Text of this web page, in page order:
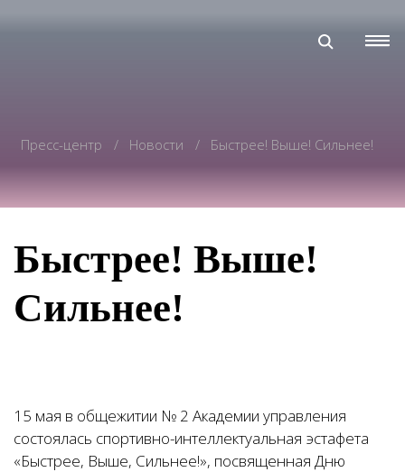
Пресс-центр Новости Быстрее! Выше! Сильнее!
Быстрее! Выше!
Сильнее!
15 мая в общежитии № 2 Академии управления
состоялась спортивно-интеллектуальная эстафета
«Быстрее, Выше, Сильнее!», посвященная Дню